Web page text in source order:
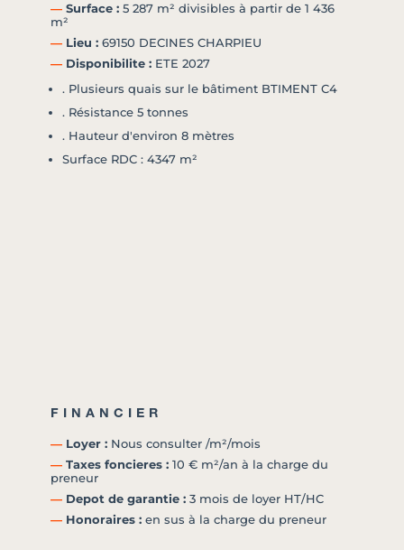
― Surface : 5 287 m² divisibles à partir de 1 436
m²
― Lieu : 69150 DECINES CHARPIEU
― Disponibilite : ETE 2027
. Plusieurs quais sur le bâtiment BTIMENT C4
. Résistance 5 tonnes
. Hauteur d'environ 8 mètres
Surface RDC : 4347 m²
FINANCIER
― Loyer : Nous consulter /m²/mois
― Taxes foncieres : 10 € m²/an à la charge du
preneur
― Depot de garantie : 3 mois de loyer HT/HC
― Honoraires : en sus à la charge du preneur